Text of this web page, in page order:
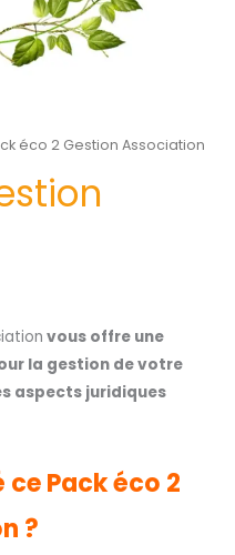
éco 2 Gestion Association
vous offre une
la gestion de votre
aspects juridiques
Pack éco 2
?